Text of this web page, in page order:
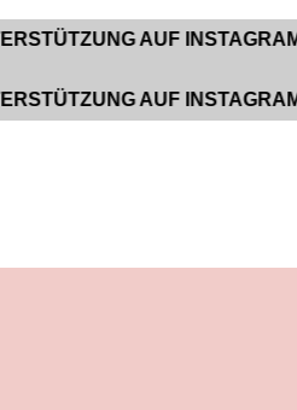
AUF INSTAGRAM
AUF INSTAGRAM